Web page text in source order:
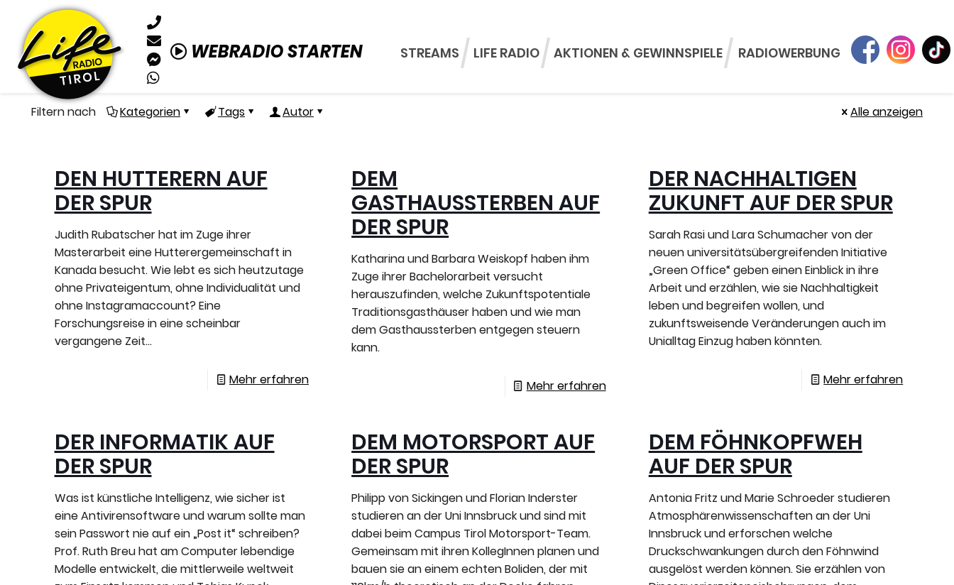
WEBRADIO STARTEN STREAMS LIFE RADIO AKTIONEN & GEWINNSPIELE RADIOWERBUNG
Filtern nach Kategorien Tags Autor Alle anzeigen
DEN HUTTERERN AUF
DER SPUR
Judith Rubatscher hat im Zuge ihrer
Masterarbeit eine Hutterergemeinschaft in
Kanada besucht. Wie lebt es sich heutzutage
ohne Privateigentum, ohne Individualität und
ohne Instagramaccount? Eine
Forschungsreise in eine scheinbar
vergangene Zeit...
Mehr erfahren
DEM
GASTHAUSSTERBEN AUF
DER SPUR
Katharina und Barbara Weiskopf haben ihm
Zuge ihrer Bachelorarbeit versucht
herauszufinden, welche Zukunftspotentiale
Traditionsgasthäuser haben und wie man
dem Gasthaussterben entgegen steuern
kann.
Mehr erfahren
DER NACHHALTIGEN
ZUKUNFT AUF DER SPUR
Sarah Rasi und Lara Schumacher von der
neuen universitätsübergreifenden Initiative
„Green Office“ geben einen Einblick in ihre
Arbeit und erzählen, wie sie Nachhaltigkeit
leben und begreifen wollen, und
zukunftsweisende Veränderungen auch im
Unialltag Einzug haben könnten.
Mehr erfahren
DER INFORMATIK AUF
DER SPUR
Was ist künstliche Intelligenz, wie sicher ist
eine Antivirensoftware und warum sollte man
sein Passwort nie auf ein „Post it“ schreiben?
Prof. Ruth Breu hat am Computer lebendige
Modelle entwickelt, die mittlerweile weltweit
DEM MOTORSPORT AUF
DER SPUR
Philipp von Sickingen und Florian Inderster
studieren an der Uni Innsbruck und sind mit
dabei beim Campus Tirol Motorsport-Team.
Gemeinsam mit ihren KollegInnen planen und
bauen sie an einem echten Boliden, der mit
DEM FÖHNKOPFWEH
AUF DER SPUR
Antonia Fritz und Marie Schroeder studieren
Atmosphärenwissenschaften an der Uni
Innsbruck und erforschen welche
Druckschwankungen durch den Föhnwind
ausgelöst werden können. Sie erzählen von